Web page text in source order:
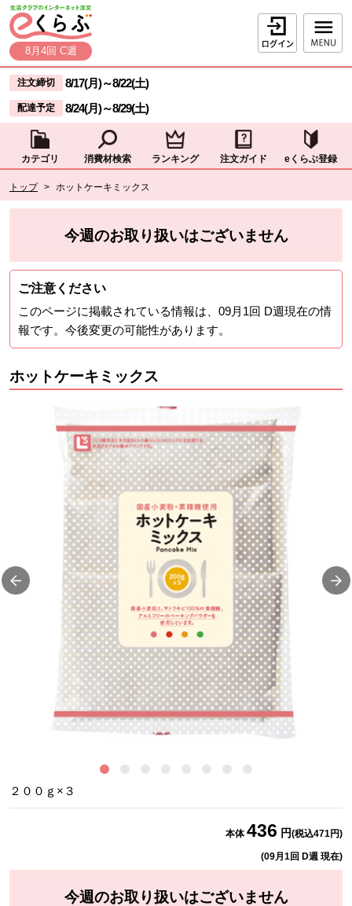
ページの先頭です。
本文へジャンプする。
8月4回 C週
ログイン
ここからサイト内共通メニューです。
サイト内共通メニューをスキップする
注文締切 8/17(月)～8/22(土)
配達予定 8/24(月)～8/29(土)
カテゴリ 消費材検索 ランキング 注文ガイド eくらぶ登録
トップ > ホットケーキミックス
現在位置ここまで
今週のお取り扱いはございません
ご注意ください
このページに掲載されている情報は、 09月1回 D週現在の情
報です。今後変更の可能性があります。
ホットケーキミックス
２００ｇ×３
本体436 円(税込471円)
(09月1回 D週 現在)
今週のお取り扱いはございません